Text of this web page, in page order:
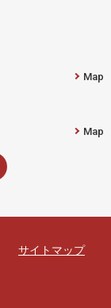
Map
Map
サイトマップ